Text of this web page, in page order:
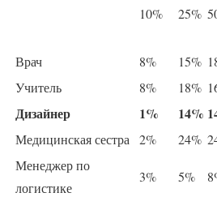
10%
25%
Врач 8% 15%
Учитель
8% 18%
Дизайнер 1% 14%
Медицинская сестра 2% 24%
Менеджер по
логистике
3% 5%